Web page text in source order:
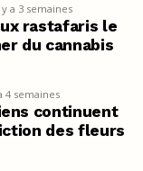
y a 3 semaines
rastafaris le
du cannabis
4 semaines
continuent
des fleurs